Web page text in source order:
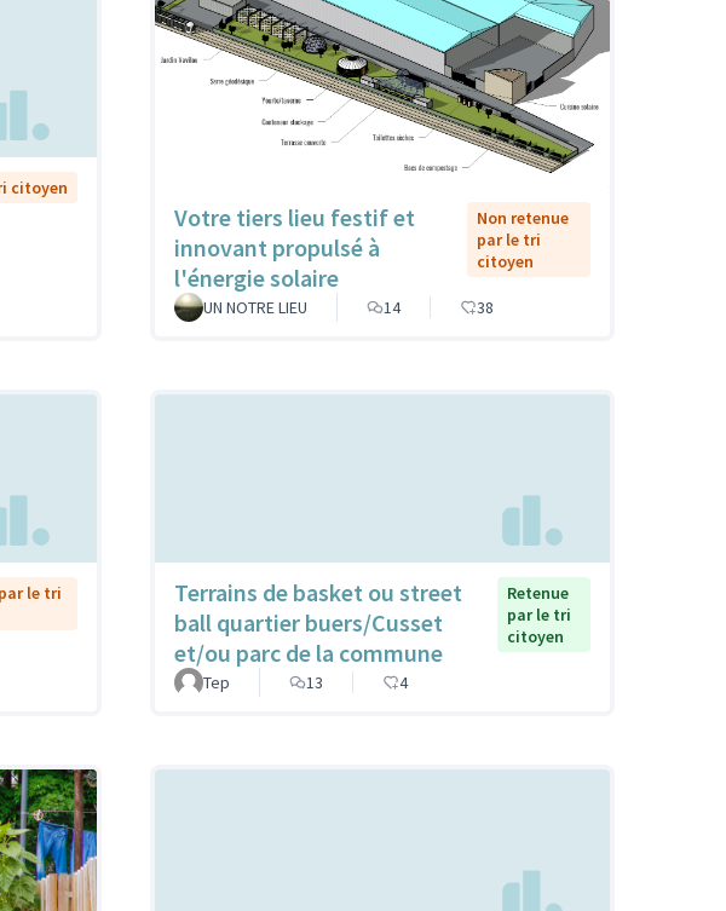
citoyen
Votre tiers lieu festif et
innovant propulsé à
l'énergie solaire
Non retenue
par le tri
citoyen
UN NOTRE LIEU 14 38
le tri
Terrains de basket ou street
ball quartier buers/Cusset
et/ou parc de la commune
Retenue
par le tri
citoyen
Tep 13 4